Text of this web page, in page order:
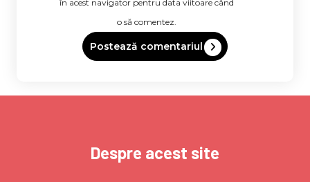
în acest navigator pentru data viitoare când
o să comentez.
Despre acest site